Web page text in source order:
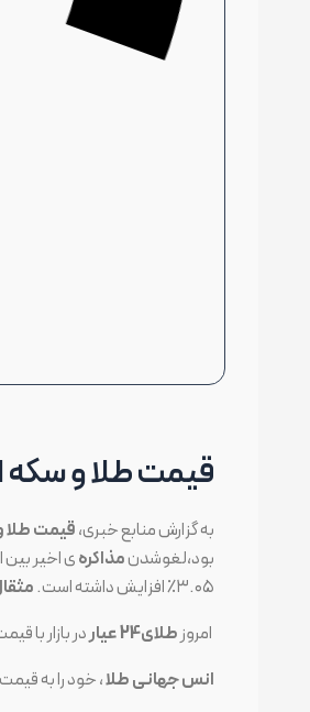
قیمت طلا و سکه امروز 13 اردیبهشت 1404
به گزارش منابع خبری،قیمت طلا و سکه
بود،لغوشدنمذاکرهی اخیر
۳.۰۵٪ افزایش داشته است.
مثقال
امروزطلای24 عیار
در بازار با قیمت ۸,۵۶۴,۰۰۰ تومان به خریداران عرضه
انس جهانی طلا، خود را به قیمت ۳,۲۴۰.۸۸ دلار رسانده است. و